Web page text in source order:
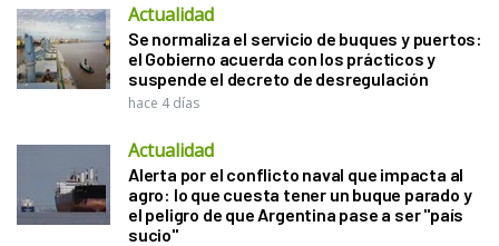
Actualidad
Se normaliza el servicio de buques y puertos:
el Gobierno acuerda con los prácticos y
suspende el decreto de desregulación
hace 4 días
Actualidad
Alerta por el conflicto naval que impacta al
agro: lo que cuesta tener un buque parado y
el peligro de que Argentina pase a ser "país
sucio"